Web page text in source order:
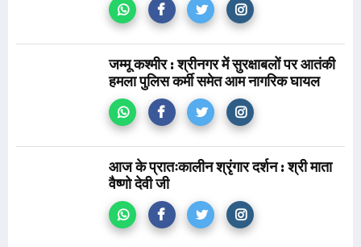
जम्मू कश्मीर : श्रीनगर में सुरक्षाबलों पर आतंकी
हमला पुलिस कर्मी समेत आम नागरिक घायल
आज के प्रातःकालीन श्रृंगार दर्शन : श्री माता
वैष्णो देवी जी